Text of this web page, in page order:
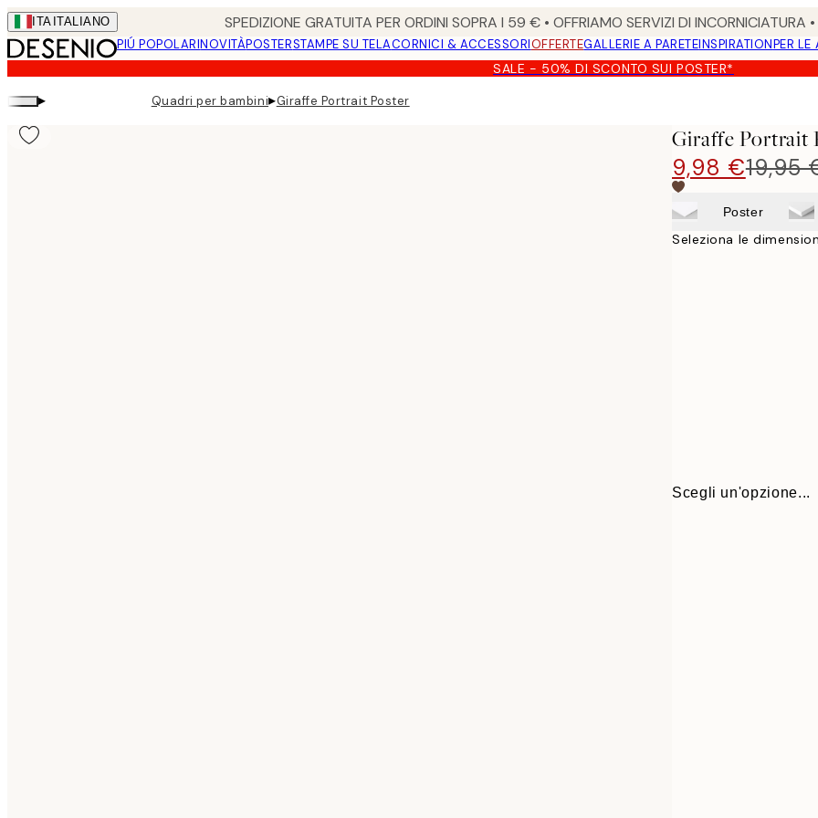
Skip
to
main
content.
ITA ITALIANO SPEDIZIONE GRATUITA PER ORDINI SOPRA I 59 € • OFFRIAMO SERVIZI DI
PIÚ POPOLARINOVITÀPOSTERSTAMPE SU TELACORNICI & ACCESSORIOFFERTEGALLERIE A PARETEINSPIRATIONPER LE
SALE - 50% DI SCONTO SUI POSTER*
▸ Quadri per bambini▸Giraffe Portrait Poster
Giraffe Portrait
9,98 €19,95
Poster
Seleziona le
Scegli un'opzione...